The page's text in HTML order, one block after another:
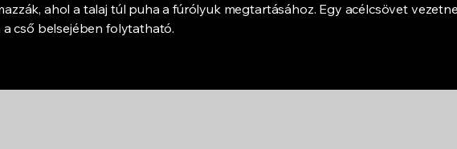
ahol a talaj túl puha a fúrólyuk megtartásához. Egy acélcsövet
cső belsejében folytatható.